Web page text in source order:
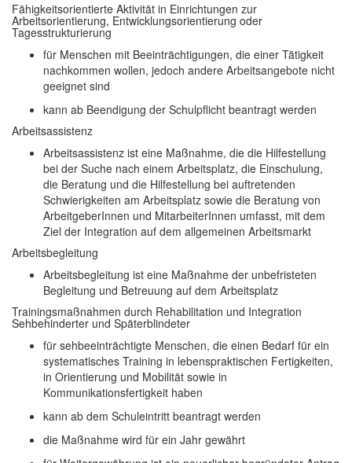
Fähigkeitsorientierte Aktivität in Einrichtungen zur
Arbeitsorientierung, Entwicklungsorientierung oder
Tagesstrukturierung
für Menschen mit Beeinträchtigungen, die einer Tätigkeit
nachkommen wollen, jedoch andere Arbeitsangebote nicht
geeignet sind
kann ab Beendigung der Schulpflicht beantragt werden
Arbeitsassistenz
Arbeitsassistenz ist eine Maßnahme, die die Hilfestellung
bei der Suche nach einem Arbeitsplatz, die Einschulung,
die Beratung und die Hilfestellung bei auftretenden
Schwierigkeiten am Arbeitsplatz sowie die Beratung von
ArbeitgeberInnen und MitarbeiterInnen umfasst, mit dem
Ziel der Integration auf dem allgemeinen Arbeitsmarkt
Arbeitsbegleitung
Arbeitsbegleitung ist eine Maßnahme der unbefristeten
Begleitung und Betreuung auf dem Arbeitsplatz
Trainingsmaßnahmen durch Rehabilitation und Integration
Sehbehinderter und Späterblindeter
für sehbeeinträchtigte Menschen, die einen Bedarf für ein
systematisches Training in lebenspraktischen Fertigkeiten,
in Orientierung und Mobilität sowie in
Kommunikationsfertigkeit haben
kann ab dem Schuleintritt beantragt werden
die Maßnahme wird für ein Jahr gewährt